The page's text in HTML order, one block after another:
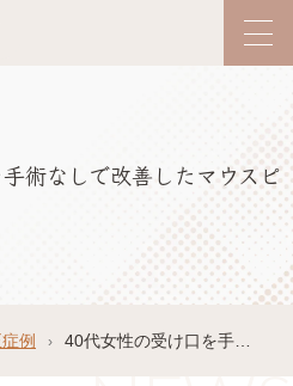
術なしで改善したマウスピ
例